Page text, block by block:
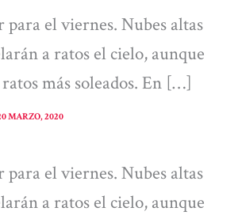
el viernes. Nubes altas
a ratos el cielo, aunque
más soleados. En […]
MARZO, 2020
el viernes. Nubes altas
a ratos el cielo, aunque